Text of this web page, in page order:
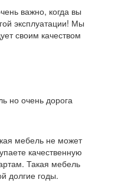
важно, когда вы
эксплуатации! Мы
своим качеством
но очень дорога
мебель не может
качественную
Такая мебель
долгие годы.